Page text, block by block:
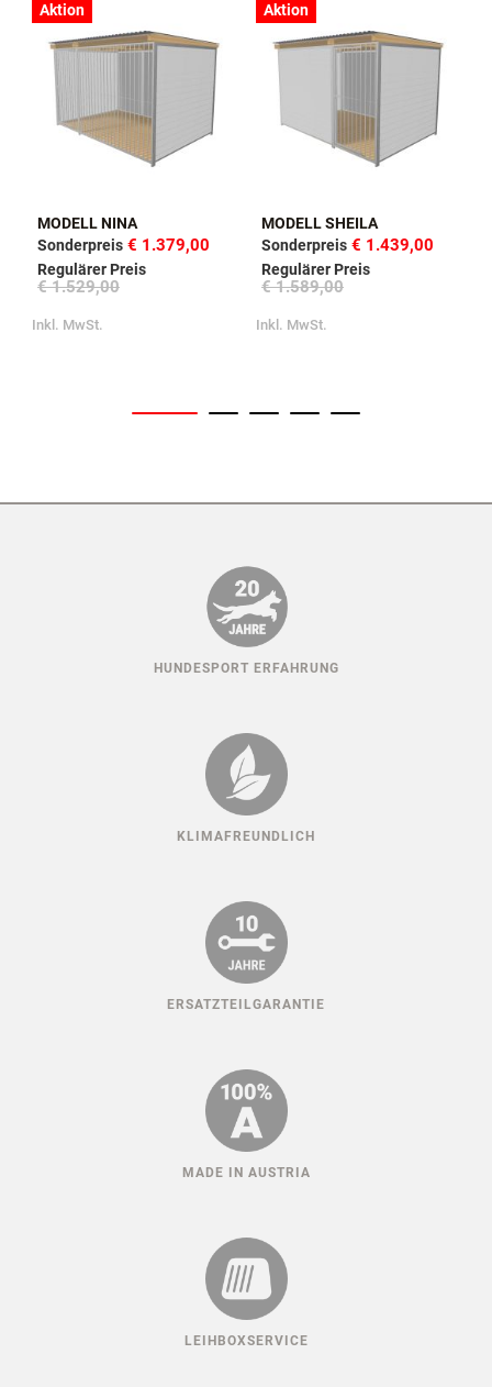
Aktion
MODELL NINA
Sonderpreis € 1.379,00
Regulärer Preis
€ 1.529,00
Inkl. MwSt.
Aktion
MODELL SHEILA
Sonderpreis € 1.439,00
Regulärer Preis
€ 1.589,00
Inkl. MwSt.
HUNDESPORT ERFAHRUNG
KLIMAFREUNDLICH
ERSATZTEILGARANTIE
MADE IN AUSTRIA
LEIHBOXSERVICE